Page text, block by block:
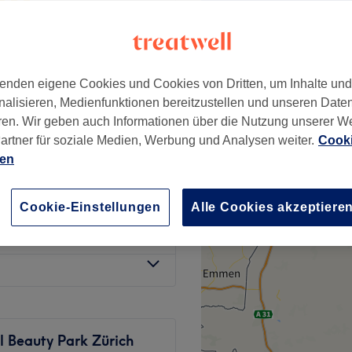
Minute und Nebenzeiten
Form inkl.
CHF 190
CHF 350
- 1
ab CHF 126.75
Beauty Park Zürich
eigene Cookies und Cookies von Dritten, um Inhalte
Medienfunktionen bereitzustellen und unseren
Wir geben auch Informationen über die Nutzung unserer
für soziale Medien, Werbung und Analysen weiter.
Alle Cookies akzeptieren
Cookie-Einstellungen